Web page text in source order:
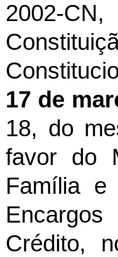
2002-
17 de
18, do
favor do
Família
Crédito,